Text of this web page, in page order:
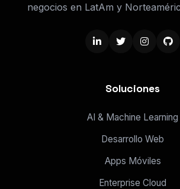
negocios en LatAm y
Soluciones
AI & Machine Learning
Desarrollo Web
Apps Móviles
Enterprise Cloud